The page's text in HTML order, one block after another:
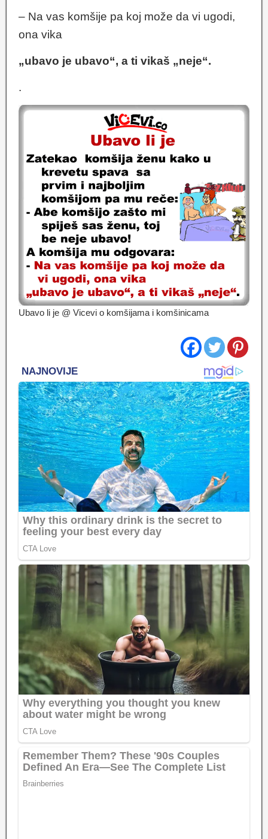
– Na vas komšije pa koj može da vi ugodi,
ona vika
„ubavo je ubavo“, a ti vikaš „neje“.
.
Ubavo li je @ Vicevi o komšijama i komšinicama